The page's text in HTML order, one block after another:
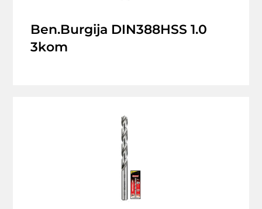
Ben.Burgija DIN388HSS 1.0
3kom